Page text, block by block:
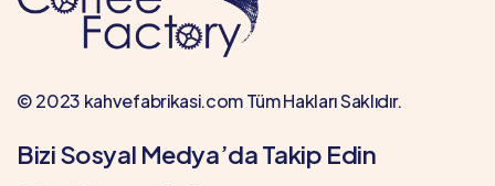
© 2023 kahvefabrikasi.com Tüm Hakları Saklıdır.
Bizi Sosyal Medya’da Takip Edin